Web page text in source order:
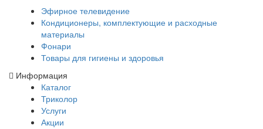
Эфирное телевидение
Кондиционеры, комплектующие и расходные
материалы
Фонари
Товары для гигиены и здоровья
Информация
Каталог
Триколор
Услуги
Акции